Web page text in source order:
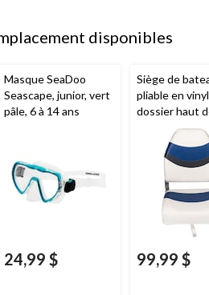
disponibles
Masque SeaDoo
Seascape, junior, vert
pâle, 6 à 14 ans
24,99 $
Siège de
pliable en
dossier haut
qualité marine
Leopard, 22
17 po la x 15
99,99 $